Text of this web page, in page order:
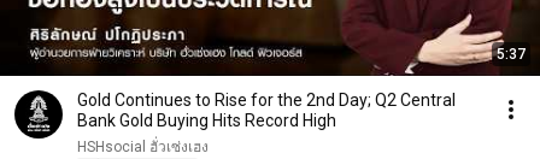
5:37
Gold Continues to Rise for the 2nd Day; Q2 Central
Bank Gold Buying Hits Record High
HSHsocial ฮั่วเซ่งเฮง